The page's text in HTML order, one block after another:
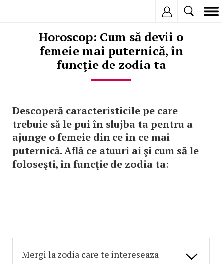
Horoscop: Cum să devii o
femeie mai puternică, în
funcţie de zodia ta
Descoperă caracteristicile pe care
trebuie să le pui în slujba ta pentru a
ajunge o femeie din ce în ce mai
puternică. Află ce atuuri ai şi cum să le
foloseşti, în funcţie de zodia ta: